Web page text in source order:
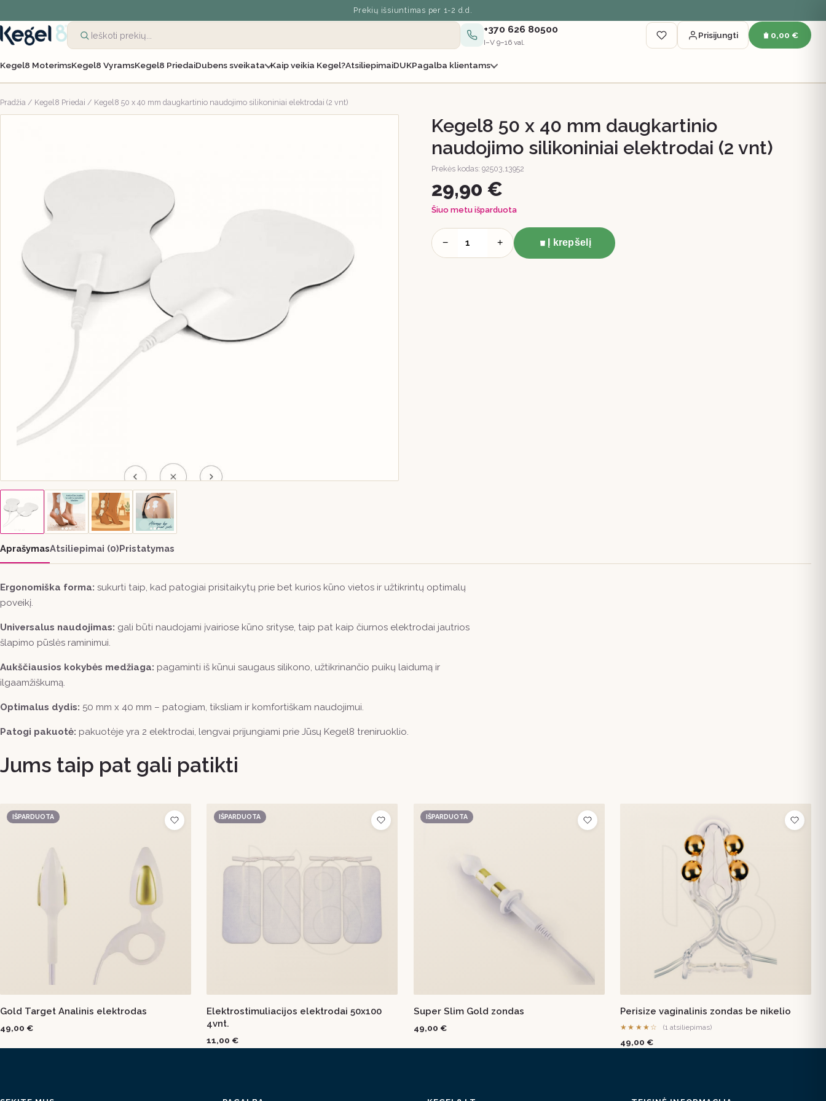
Prekių išsiuntimas per 1-2 d.d.
+370 626 80500
I–V 9–16 val.
Prisijungti 0,00 €
Kegel8 MoterimsKegel8 VyramsKegel8 PriedaiDubens sveikata Kaip veikia Kegel?AtsiliepimaiDUKPagalba klientams
Pradžia / Kegel8 Priedai / Kegel8 50 x 40 mm daugkartinio naudojimo silikoniniai elektrodai (2 vnt)
Kegel8 50 x 40 mm daugkartinio
naudojimo silikoniniai elektrodai (2 vnt)
Prekės kodas: 92503,13952
29,90 €
Šiuo metu išparduota
− + Į krepšelį
AprašymasAtsiliepimai (0)Pristatymas
Ergonomiška forma: sukurti taip, kad patogiai prisitaikytų prie bet kurios kūno vietos ir užtikrintų optimalų
poveikį.
Universalus naudojimas: gali būti naudojami įvairiose kūno srityse, taip pat kaip čiurnos elektrodai jautrios
šlapimo pūslės raminimui.
Aukščiausios kokybės medžiaga: pagaminti iš kūnui saugaus silikono, užtikrinančio puikų laidumą ir
ilgaamžiškumą.
Optimalus dydis: 50 mm x 40 mm – patogiam, tiksliam ir komfortiškam naudojimui.
Patogi pakuotė: pakuotėje yra 2 elektrodai, lengvai prijungiami prie Jūsų Kegel8 treniruoklio.
Jums taip pat gali patikti
IŠPARDUOTA
Gold Target Analinis elektrodas
49,00 €
IŠPARDUOTA
Elektrostimuliacijos elektrodai 50x100
4vnt.
11,00 €
IŠPARDUOTA
Super Slim Gold zondas
49,00 €
Perisize vaginalinis zondas be nikelio
★★★★☆ (1 atsiliepimas)
49,00 €